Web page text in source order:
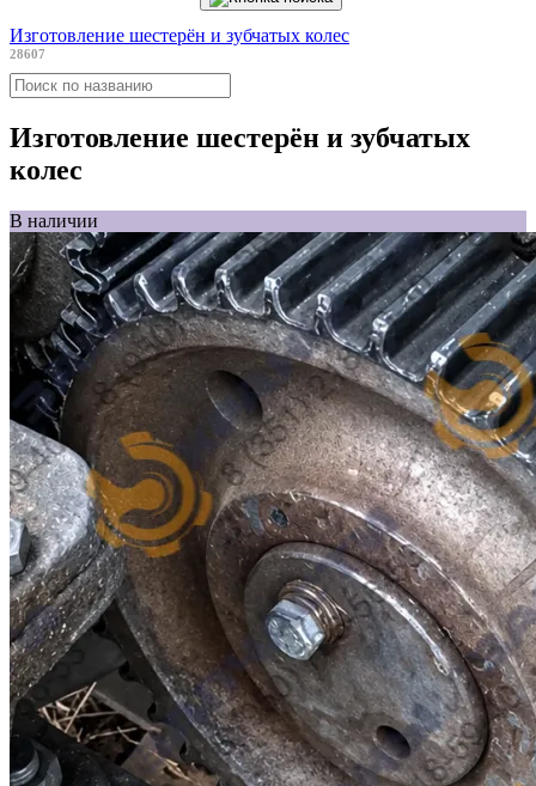
Изготовление шестерён и зубчатых колес
28607
Изготовление шестерён и зубчатых
колес
В наличии